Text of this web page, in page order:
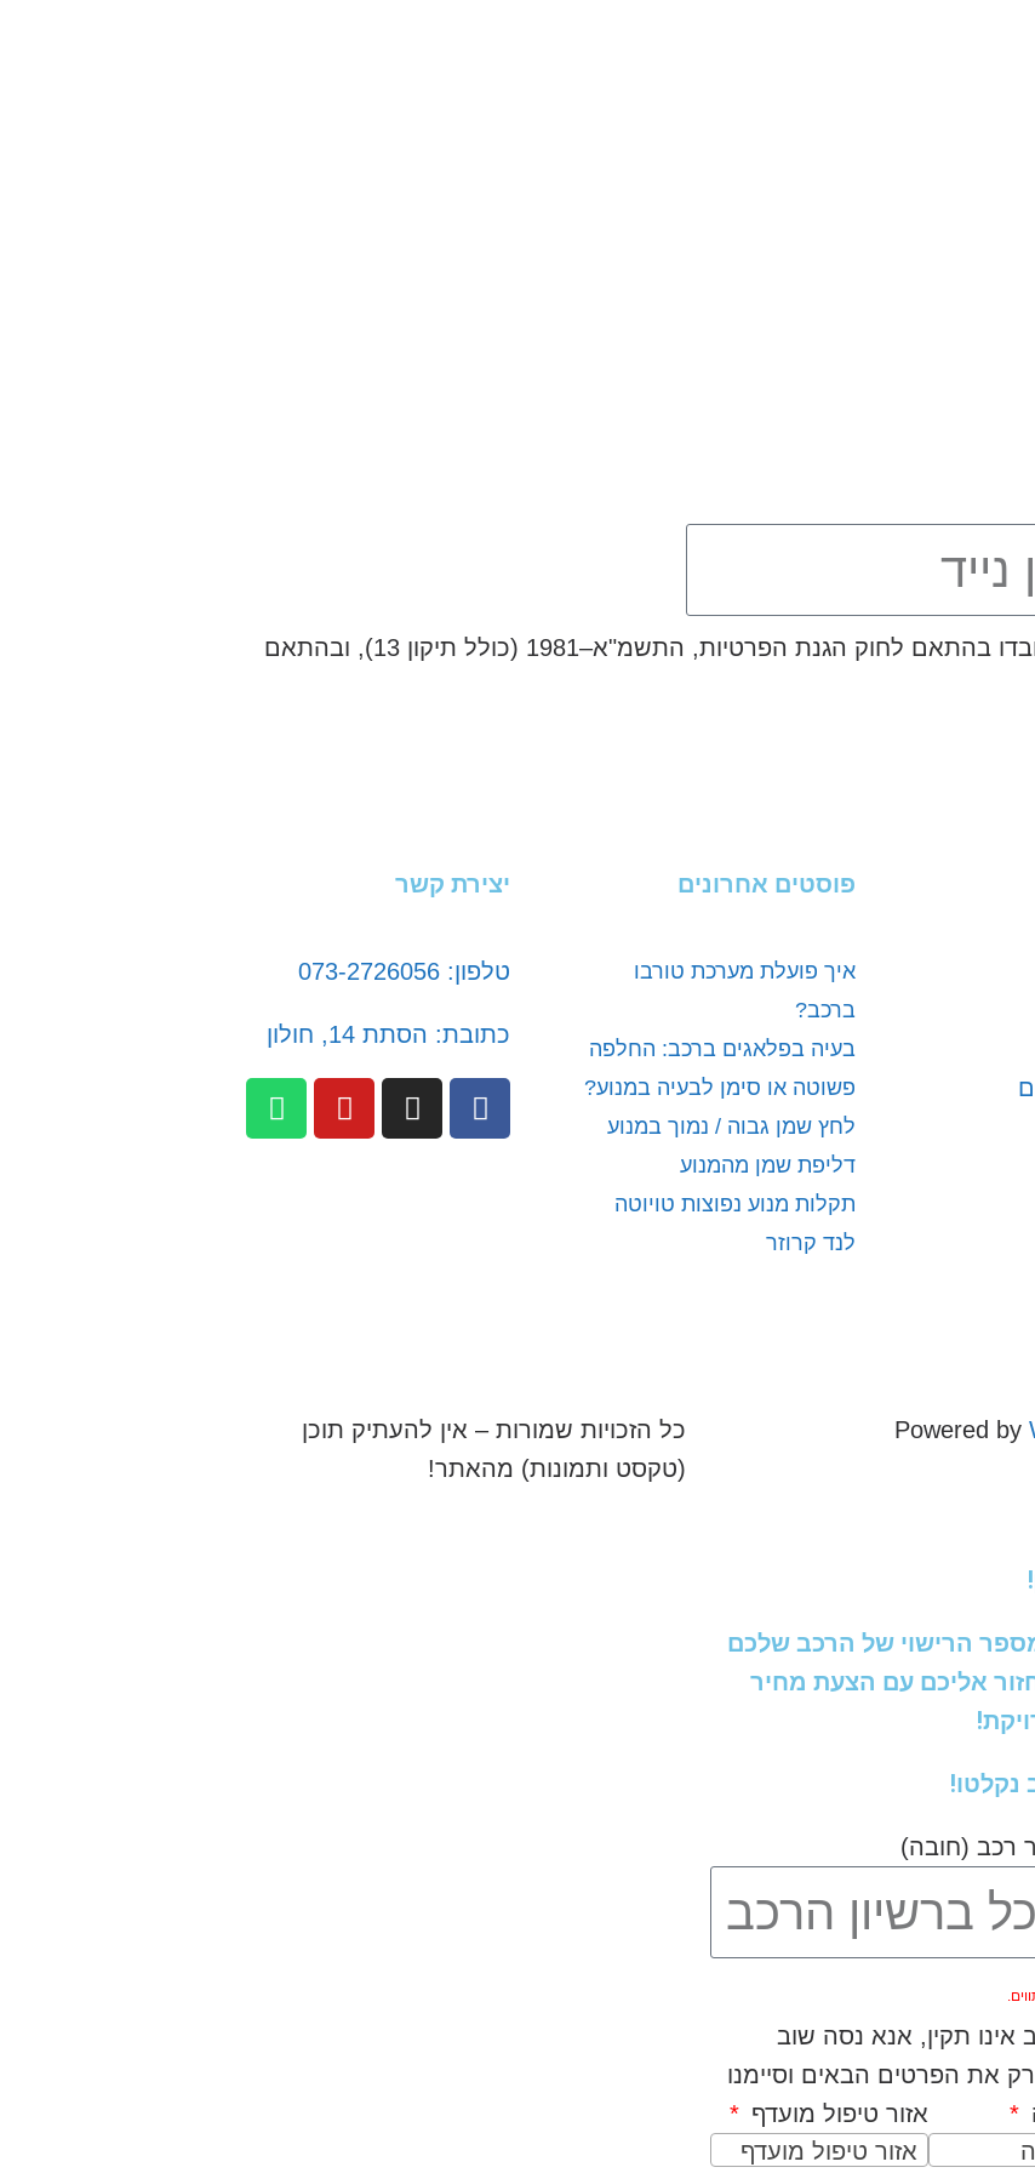
אני מאשר/ת כי ידוע לי שהפרטים שמסרתי יישמרו ויעובדו בהתאם לחוק הגנת הפרטיות, התשמ"א–1981 (כולל תיקון 13), ובהתאם
פוסטים אחרונים
איך פועלת מערכת טורבו
ברכב?
בעיה בפלאגים ברכב: החלפה
פשוטה או סימן לבעיה במנוע?
לחץ שמן גבוה / נמוך במנוע
דליפת שמן מהמנוע
תקלות מנוע נפוצות טויוטה
לנד קרוזר
יצירת קשר
טלפון: 073-2726056
כתובת: הסתת 14, חולון
Powered by
כל הזכויות שמורות – אין להעתיק תוכן
(טקסט ותמונות) מהאתר!
הרישוי של הרכב שלכם
אליכם עם הצעת מחיר
נקלטו!
רכב (חובה)
תקין, אנא נסה שוב
את הפרטים הבאים וסיימנו
אזור טיפול מועדף
אזור טיפול מועדף